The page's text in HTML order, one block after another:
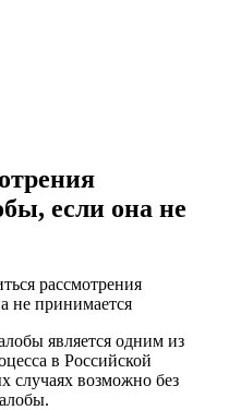
если она не
рассмотрения
не принимается
является одним из
в Российской
случаях возможно без